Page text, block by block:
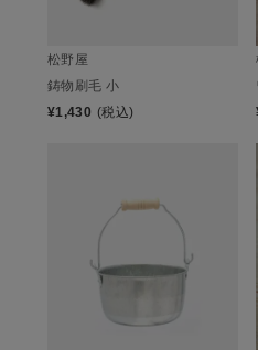
松野屋
鋳物刷毛 小
¥1,430 (税込)